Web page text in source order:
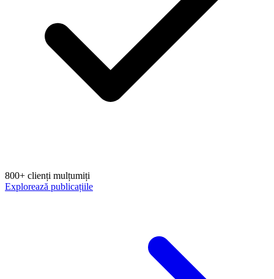
800+ clienți mulțumiți
Explorează publicațiile